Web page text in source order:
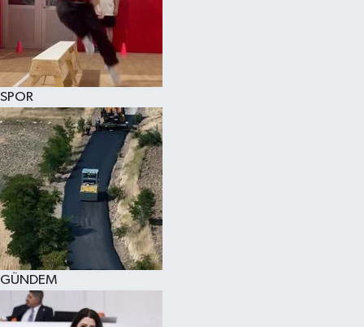
SPOR
GÜNDEM
KÜLTÜR SANAT
MAGAZİN
SAĞLIK
SİYASET
SPOR
TEKNOLOJİ
VİZYONDAKİLER
YAŞAM